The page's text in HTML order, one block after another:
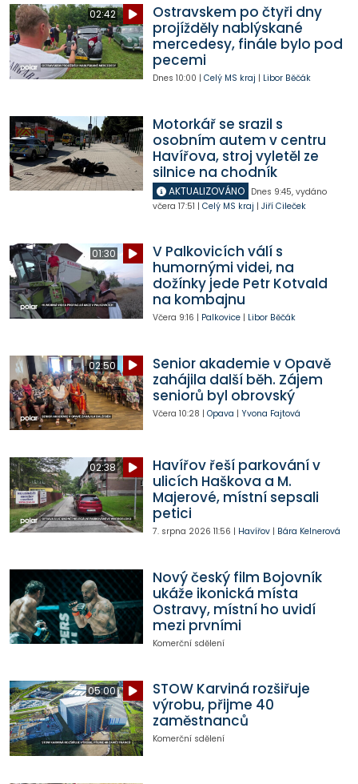
02:42
Ostravskem po čtyři dny
projížděly nablýskané
mercedesy, finále bylo pod
pecemi
Dnes 10:00 | Celý MS kraj | Libor Běčák
Motorkář se srazil s
osobním autem v centru
Havířova, stroj vyletěl ze
silnice na chodník
AKTUALIZOVÁNO Dnes 9:45, vydáno
včera 17:51 | Celý MS kraj | Jiří Cileček
01:30
V Palkovicích válí s
humornými videi, na
dožínky jede Petr Kotvald
na kombajnu
Včera 9:16 | Palkovice| Libor Běčák
02:50
Senior akademie v Opavě
zahájila další běh. Zájem
seniorů byl obrovský
Včera 10:28 | Opava | Yvona Fajtová
02:38
Havířov řeší parkování v
ulicích Haškova a M.
Majerové, místní sepsali
petici
7. srpna 2026 11:56 | Havířov| Bára Kelnerová
Nový český film Bojovník
ukáže ikonická místa
Ostravy, místní ho uvidí
mezi prvními
Komerční sdělení
05:00
STOW Karviná rozšiřuje
výrobu, přijme 40
zaměstnanců
Komerční sdělení